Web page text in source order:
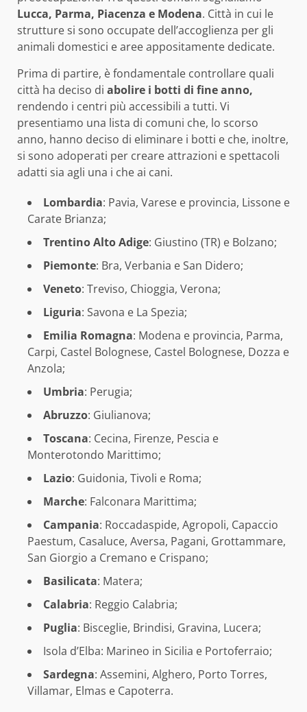
Lucca, Parma, Piacenza e Modena. Città in cui le
strutture si sono occupate dell’accoglienza per gli
animali domestici e aree appositamente dedicate.
Prima di partire, è fondamentale controllare quali
città ha deciso di abolire i botti di fine anno,
rendendo i centri più accessibili a tutti. Vi
presentiamo una lista di comuni che, lo scorso
anno, hanno deciso di eliminare i botti e che, inoltre,
si sono adoperati per creare attrazioni e spettacoli
adatti sia agli una i che ai cani.
Lombardia: Pavia, Varese e provincia, Lissone e
Carate Brianza;
Trentino Alto Adige: Giustino (TR) e Bolzano;
Piemonte: Bra, Verbania e San Didero;
Veneto: Treviso, Chioggia, Verona;
Liguria: Savona e La Spezia;
Emilia Romagna: Modena e provincia, Parma,
Carpi, Castel Bolognese, Castel Bolognese, Dozza e
Anzola;
Umbria: Perugia;
Abruzzo: Giulianova;
Toscana: Cecina, Firenze, Pescia e
Monterotondo Marittimo;
Lazio: Guidonia, Tivoli e Roma;
Marche: Falconara Marittima;
Campania: Roccadaspide, Agropoli, Capaccio
Paestum, Casaluce, Aversa, Pagani, Grottammare,
San Giorgio a Cremano e Crispano;
Basilicata: Matera;
Calabria: Reggio Calabria;
Puglia: Bisceglie, Brindisi, Gravina, Lucera;
Isola d’Elba: Marineo in Sicilia e Portoferraio;
Sardegna: Assemini, Alghero, Porto Torres,
Villamar, Elmas e Capoterra.